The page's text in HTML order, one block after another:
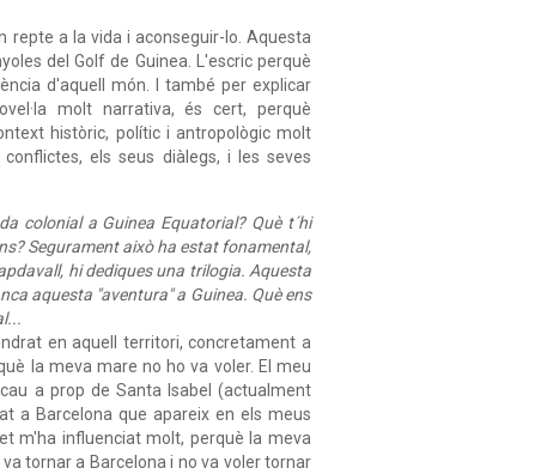
repte a la vida i aconseguir-lo. Aquesta
del Golf de Guinea. L'escric perquè
d'aquell món. I també per explicar
molt narrativa, és cert, perquè
històric, polític i antropològic molt
els seus diàlegs, i les seves
colonial a Guinea Equatorial? Què t´hi
Segurament això ha estat fonamental,
hi dediques una trilogia. Aquesta
aquesta "aventura" a Guinea. Què ens
en aquell territori, concretament a
la meva mare no ho va voler. El meu
a prop de Santa Isabel (actualment
a Barcelona que apareix en els meus
m'ha influenciat molt, perquè la meva
tornar a Barcelona i no va voler tornar